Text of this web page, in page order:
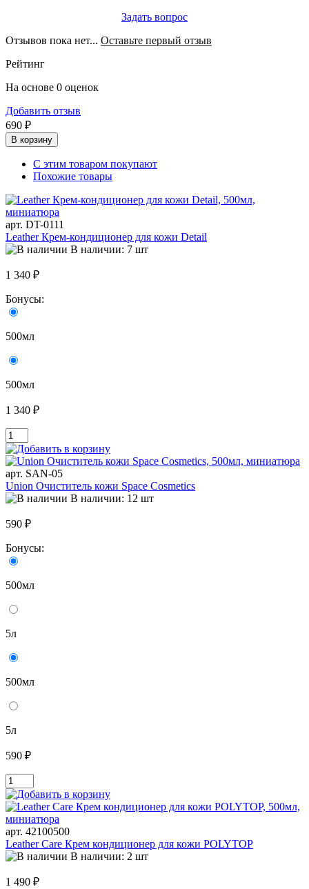
Задать вопрос
Отзывов пока нет... Оставьте первый отзыв
Рейтинг
На основе 0 оценок
Добавить отзыв
690 ₽
В корзину
С этим товаром покупают
Похожие товары
арт. DT-0111
Leather Крем-кондиционер для кожи Detail
В наличии: 7 шт
1 340 ₽
Бонусы:
500мл
500мл
1 340 ₽
арт. SAN-05
Union Очиститель кожи Space Cosmetics
В наличии: 12 шт
590 ₽
Бонусы:
500мл
5л
500мл
5л
590 ₽
арт. 42100500
Leather Care Крем кондиционер для кожи POLYTOP
В наличии: 2 шт
1 490 ₽